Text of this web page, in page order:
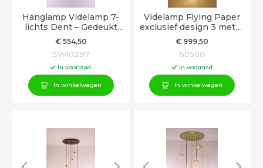
Hanglamp Videlamp 7-
lichts Dent – Gedeukt
Design in Amber Glas
€554,50
SW10297
In voorraad
In winkelwagen
Videlamp Flying Paper
exclusief design 3 meter
12 hangers
€ 999,50
60500
In voorraad
In winkelwagen